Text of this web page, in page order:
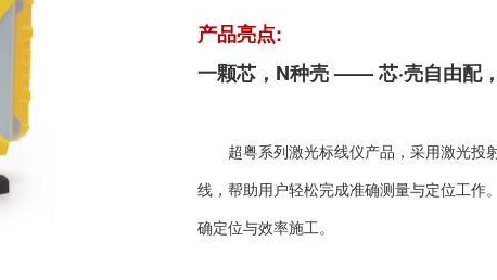
产品亮点:
一颗芯，N种壳 —— 芯·壳自由配
超粤系列激光标线仪产品，采用激光投
线，帮助用户轻松完成准确测量与定位工作
确定位与效率施工。